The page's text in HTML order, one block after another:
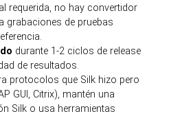
requerida, no hay convertidor
grabaciones de pruebas
durante 1-2 ciclos de release
de resultados.
protocolos que Silk hizo pero
GUI, Citrix), mantén una
Silk o usa herramientas